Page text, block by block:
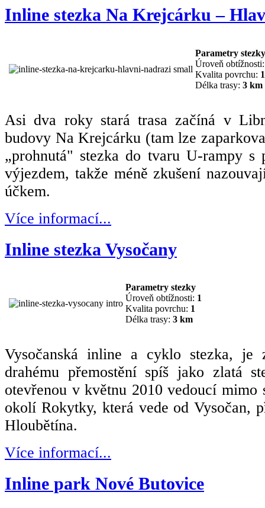
Inline stezka Na Krejcárku –
Parametry stezky
Úroveň
Kvalita povrchu:
Délka trasy: 3 km
Asi dva roky stará trasa začíná v
budovy Na Krejcárku (tam lze
„prohnutá" stezka do tvaru U-rampy s
výjezdem, takže méně zkušení
účkem.
Více informací...
Inline stezka Vysočany
Parametry stezky
Úroveň obtížnosti: 1
Kvalita povrchu: 1
Délka trasy: 3 km
Vysočanská inline a cyklo stezka, je
drahému přemostění spíš jako zlatá
otevřenou v květnu 2010 vedoucí mimo
okolí Rokytky, která vede od Vysočan,
Hloubětína.
Více informací...
Inline park Nové Butovice